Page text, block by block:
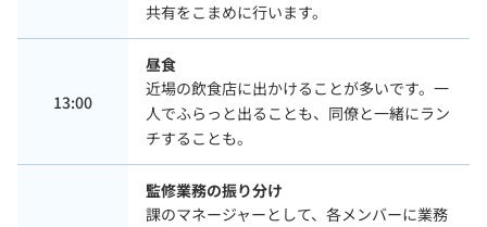
共有をこまめに行います。
13:00
昼食
近場の飲食店に出かけることが多いです。一
人でふらっと出ることも、同僚と一緒にラン
チすることも。
監修業務の振り分け
課のマネージャーとして、各メンバーに業務